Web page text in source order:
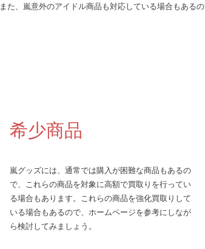
また、嵐意外のアイドル商品も対応している場合もある
希少商品
嵐グッズには、通常では購入が困難な商品もあるの
で、これらの商品を対象に高額で買取りを行ってい
る場合もあります。これらの商品を強化買取りして
いる場合もあるので、ホームページを参考にしなが
ら検討してみましょう。